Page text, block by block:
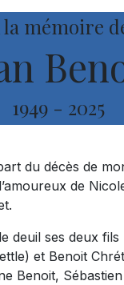
la mémoire
1949 - 2025
du décès de
de
deuil ses deux
et Benoit
Benoit,